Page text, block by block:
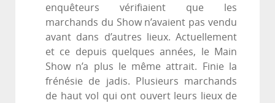
enquêteurs vérifiaient que les
marchands du Show n’avaient pas vendu
avant dans d’autres lieux. Actuellement
et ce depuis quelques années, le Main
Show n’a plus le même attrait. Finie la
frénésie de jadis. Plusieurs marchands
de haut vol qui ont ouvert leurs lieux de